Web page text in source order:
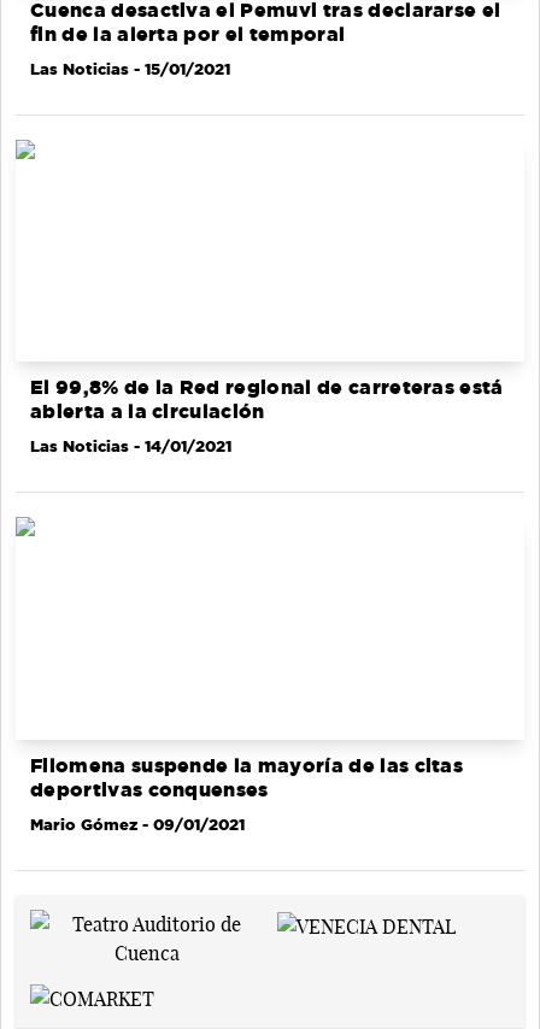
Cuenca desactiva el Pemuvi tras declararse el
fin de la alerta por el temporal
Las Noticias - 15/01/2021
El 99,8% de la Red regional de carreteras está
abierta a la circulación
Las Noticias - 14/01/2021
Filomena suspende la mayoría de las citas
deportivas conquenses
Mario Gómez - 09/01/2021